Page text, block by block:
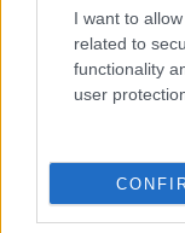
I want to
related to
functionality
user